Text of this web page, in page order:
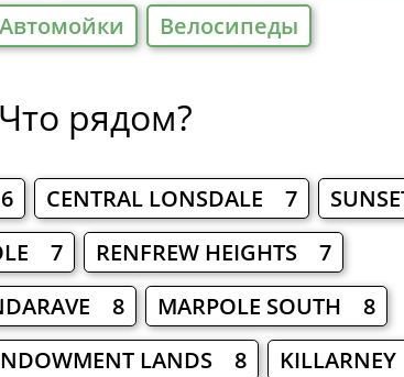
Автомойки Велосипеды
рядом?
CENTRAL LONSDALE 7
7
RENFREW HEIGHTS 7
8
MARPOLE SOUTH 8
LANDS 8